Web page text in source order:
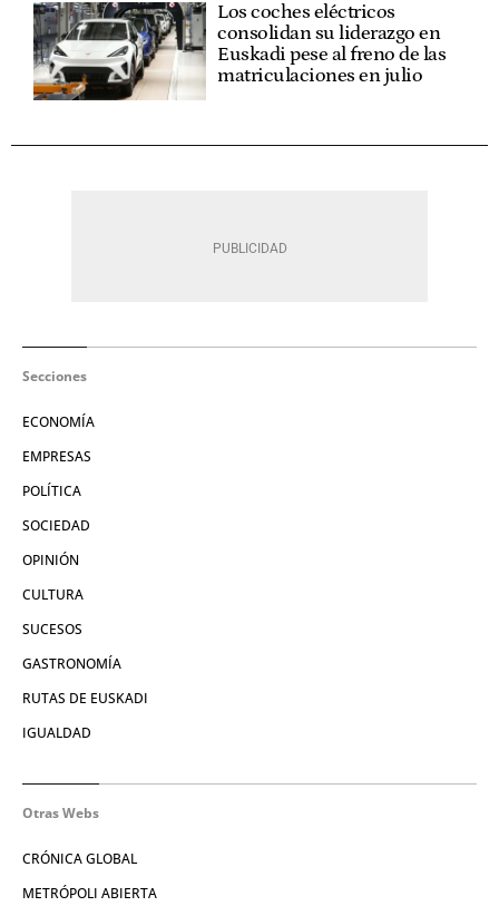
Los coches eléctricos
consolidan su liderazgo en
Euskadi pese al freno de las
matriculaciones en julio
Secciones
ECONOMÍA
EMPRESAS
POLÍTICA
SOCIEDAD
OPINIÓN
CULTURA
SUCESOS
GASTRONOMÍA
RUTAS DE EUSKADI
IGUALDAD
Otras Webs
CRÓNICA GLOBAL
METRÓPOLI ABIERTA